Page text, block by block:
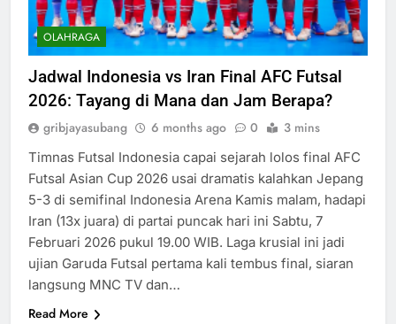
OLAHRAGA
Jadwal Indonesia vs Iran Final AFC Futsal
2026: Tayang di Mana dan Jam Berapa?
gribjayasubang 6 months ago 0 3 mins
Timnas Futsal Indonesia capai sejarah lolos final AFC
Futsal Asian Cup 2026 usai dramatis kalahkan Jepang
5-3 di semifinal Indonesia Arena Kamis malam, hadapi
Iran (13x juara) di partai puncak hari ini Sabtu, 7
Februari 2026 pukul 19.00 WIB. Laga krusial ini jadi
ujian Garuda Futsal pertama kali tembus final, siaran
langsung MNC TV dan…
Read More